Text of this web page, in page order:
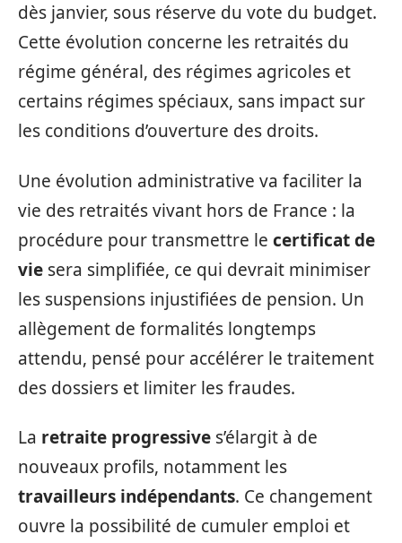
dès janvier, sous réserve du vote du budget.
Cette évolution concerne les retraités du
régime général, des régimes agricoles et
certains régimes spéciaux, sans impact sur
les conditions d’ouverture des droits.
Une évolution administrative va faciliter la
vie des retraités vivant hors de France : la
procédure pour transmettre le certificat de
vie sera simplifiée, ce qui devrait minimiser
les suspensions injustifiées de pension. Un
allègement de formalités longtemps
attendu, pensé pour accélérer le traitement
des dossiers et limiter les fraudes.
La retraite progressive s’élargit à de
nouveaux profils, notamment les
travailleurs indépendants. Ce changement
ouvre la possibilité de cumuler emploi et